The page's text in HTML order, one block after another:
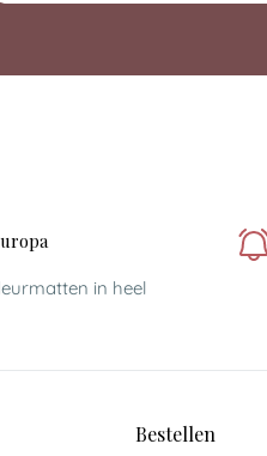
in heel
Bestellen